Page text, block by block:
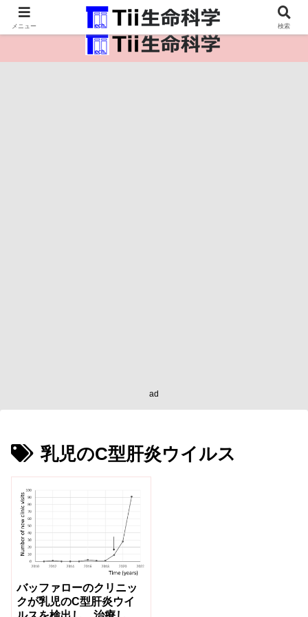
医療保健・生命・生物の情報インフラ。
ad
乳児のC型肝炎ウイルス
バッファローのクリニッ
クが乳児のC型肝炎ウイ
メニュー 検索